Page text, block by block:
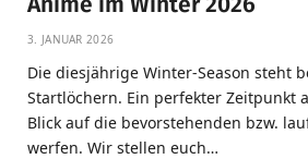
3. JANUAR 2026
Die diesjährige Winter-Season steht
Startlöchern. Ein perfekter Zeitpunkt
Blick auf die bevorstehenden bzw.
werfen. Wir stellen euch…